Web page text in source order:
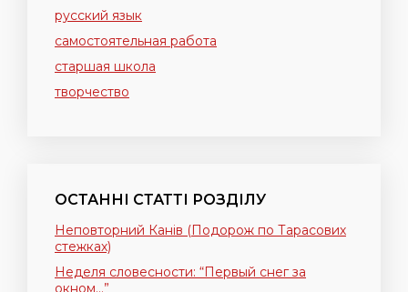
русский язык
самостоятельная работа
старшая школа
творчество
ОСТАННІ СТАТТІ РОЗДІЛУ
Неповторний Канів (Подорож по Тарасових
стежках)
Неделя словесности: “Первый снег за
окном…”